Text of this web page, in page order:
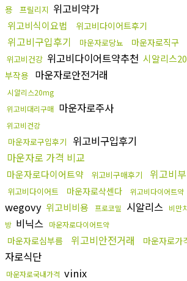
용
프릴리지 위고비약가
위고비식이요법 위고비다이어트후기
위고비구입후기 마운자로당뇨 마운자로직구
위고비건강 위고비다이어트약추천 시알리스
부작용 마운자로안전거래
시알리스20mg
위고비대리구매 마운자로주사
위고비건강
마운자로구입후기
위고비구입후기
마운자로 가격 비교
마운자로다이어트약 위고비구매후기 위고비
위고비다이어트 마운자로삭센다 위고비다이어트약
wegovy 위고비비용 프로코밀 시알리스 비만
방 비닉스 마운자로다이어트약
마운자로심부름 위고비안전거래 마운자로가
자로식단
마운자로국내가격 vinix